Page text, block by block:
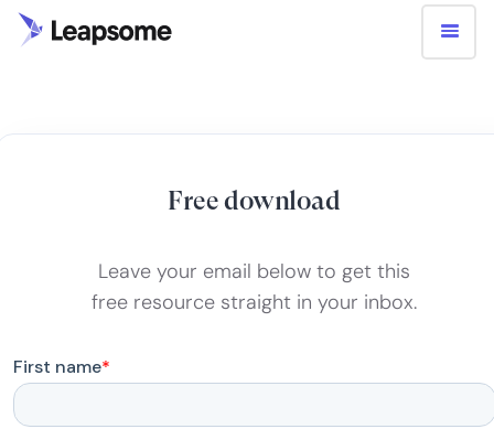
Free download
Leave your email below to get this
free resource straight in your inbox.